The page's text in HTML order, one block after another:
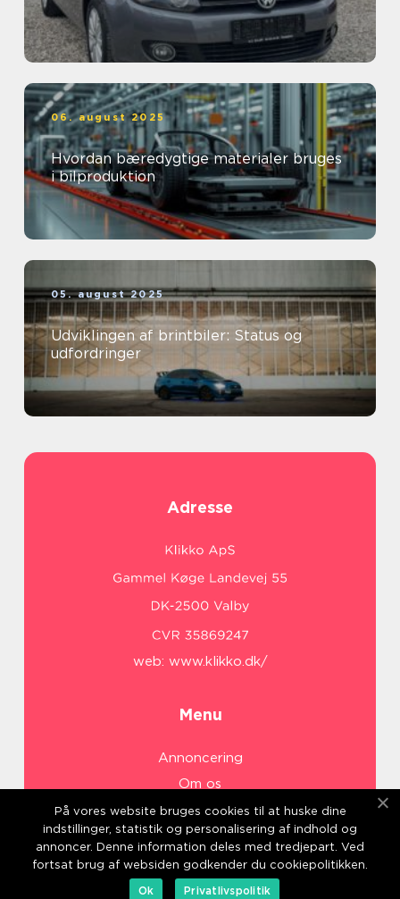
06. august 2025
Hvordan bæredygtige materialer bruges
i bilproduktion
05. august 2025
Udviklingen af brintbiler: Status og
udfordringer
Adresse
web: www.klikko.dk/
Menu
Annoncering
Om os
Cookies
Kontakt os
Sitemap
På vores website bruges cookies til at huske dine
indstillinger, statistik og personalisering af indhold og
annoncer. Denne information deles med tredjepart. Ved
fortsat brug af websiden godkender du cookiepolitikken.
Ok
Privatlivspolitik